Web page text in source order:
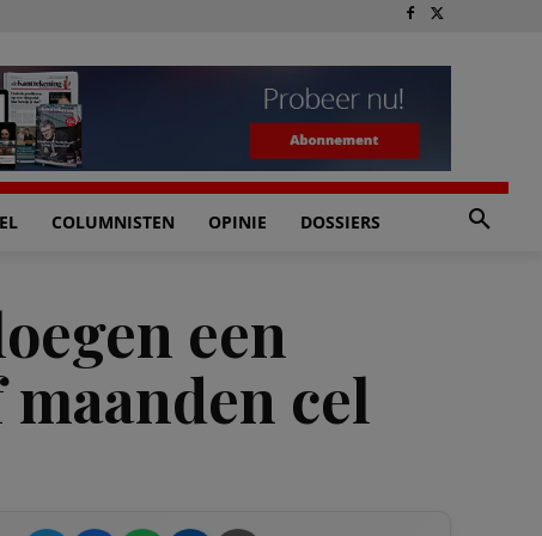
COLUMNISTEN OPINIE DOSSIERS
een
cel